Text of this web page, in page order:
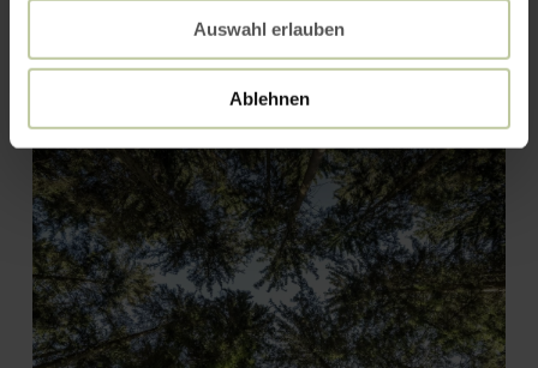
Auswahl erlauben
Ablehnen
Wassergarten Einruhr